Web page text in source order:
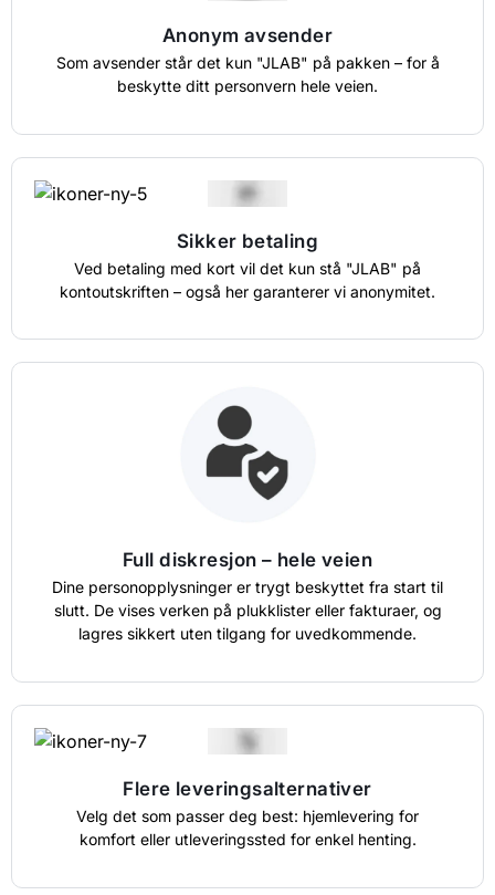
Anonym avsender
Som avsender står det kun "JLAB" på pakken – for å
beskytte ditt personvern hele veien.
Sikker betaling
Ved betaling med kort vil det kun stå "JLAB" på
kontoutskriften – også her garanterer vi anonymitet.
Full diskresjon – hele veien
Dine personopplysninger er trygt beskyttet fra start til
slutt. De vises verken på plukklister eller fakturaer, og
lagres sikkert uten tilgang for uvedkommende.
Flere leveringsalternativer
Velg det som passer deg best: hjemlevering for
komfort eller utleveringssted for enkel henting.